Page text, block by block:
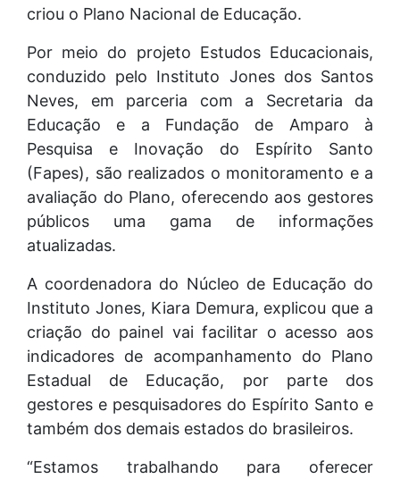
criou o Plano Nacional de Educação.
Por meio do projeto Estudos Educacionais,
conduzido pelo Instituto Jones dos Santos
Neves, em parceria com a Secretaria da
Educação e a Fundação de Amparo à
Pesquisa e Inovação do Espírito Santo
(Fapes), são realizados o monitoramento e a
avaliação do Plano, oferecendo aos gestores
públicos uma gama de informações
atualizadas.
A coordenadora do Núcleo de Educação do
Instituto Jones, Kiara Demura, explicou que a
criação do painel vai facilitar o acesso aos
indicadores de acompanhamento do Plano
Estadual de Educação, por parte dos
gestores e pesquisadores do Espírito Santo e
também dos demais estados do brasileiros.
“Estamos trabalhando para oferecer